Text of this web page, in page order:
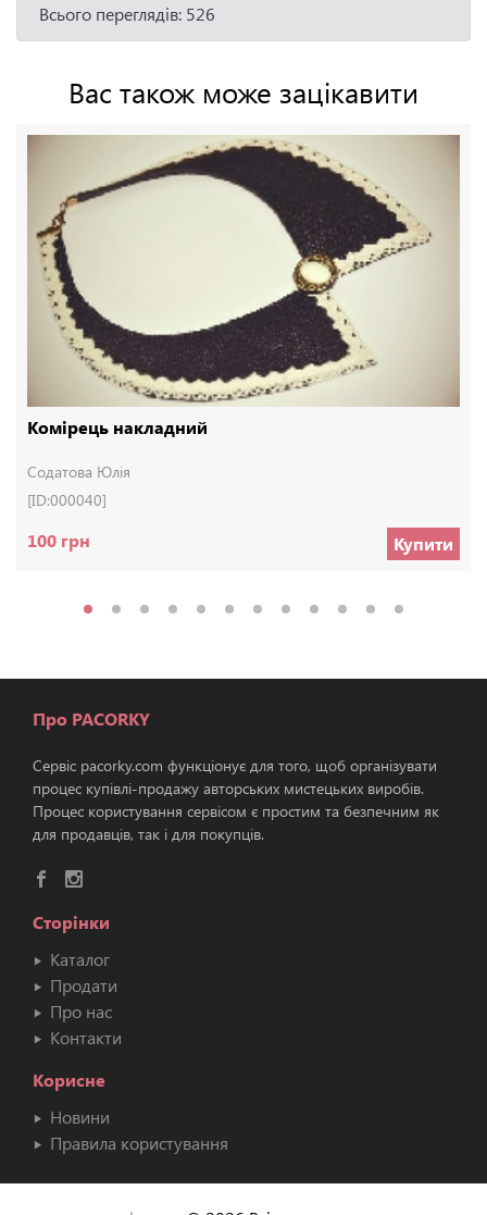
Всього переглядів: 526
Вас також може зацікавити
Комірець накладний
Содатова Юлія
[ID:000040]
100 грн Купити
Про PACORKY
Сервіс pacorky.com функціонує для того, щоб організувати
процес купівлі-продажу авторських мистецьких виробів.
Процес користування сервісом є простим та безпечним як
для продавців, так і для покупців.
Сторінки
Каталог
Продати
Про нас
Контакти
Корисне
Новини
Правила користування